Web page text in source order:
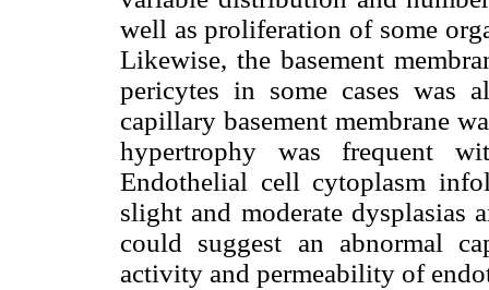
well as proliferation of some
Likewise, the basement
pericytes in some cases was
capillary basement membrane
hypertrophy was frequent
Endothelial cell cytoplasm
slight and moderate dysplasias
could suggest an abnormal
activity and permeability of